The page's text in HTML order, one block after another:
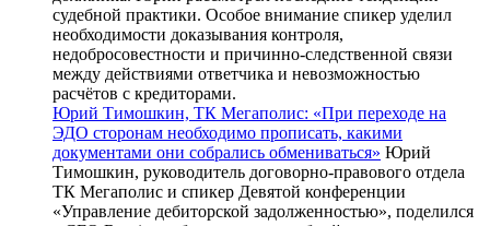
судебной практики. Особое внимание спикер уделил
необходимости доказывания контроля,
недобросовестности и причинно-следственной связи
между действиями ответчика и невозможностью
расчётов с кредиторами.
Юрий Тимошкин, ТК Мегаполис: «При переходе на
ЭДО сторонам необходимо прописать, какими
документами они собрались обмениваться» Юрий
Тимошкин, руководитель договорно-правового отдела
ТК Мегаполис и спикер Девятой конференции
«Управление дебиторской задолженностью», поделился